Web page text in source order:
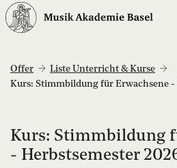
Offer
Liste Unterricht & Kurse
Kurs: Stimmbildung für Erwachsene -
Kurs: Stimmbildung
- Herbstsemester